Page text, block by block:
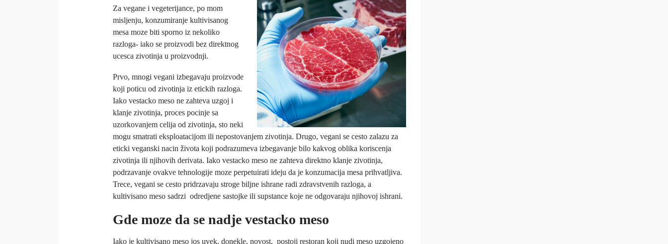
Za vegane i vegeterijance, po mom
misljenju, konzumiranje kultivisanog
mesa moze biti sporno iz nekoliko
razloga- iako se proizvodi bez direktnog
ucesca zivotinja u proizvodnji.
Prvo, mnogi vegani izbegavaju proizvode
koji poticu od zivotinja iz etickih razloga.
Iako vestacko meso ne zahteva uzgoj i
klanje zivotinja, proces pocinje sa
uzorkovanjem celija od zivotinja, sto neki
mogu smatrati eksploatacijom ili nepostovanjem zivotinja. Drugo, vegani se cesto zalazu za
eticki veganski nacin života koji podrazumeva izbegavanje bilo kakvog oblika koriscenja
zivotinja ili njihovih derivata. Iako vestacko meso ne zahteva direktno klanje zivotinja,
podrzavanje ovakve tehnologije moze perpetuirati ideju da je konzumacija mesa prihvatljiva.
Trece, vegani se cesto pridrzavaju stroge biljne ishrane radi zdravstvenih razloga, a
kultivisano meso sadrzi odredjene sastojke ili supstance koje ne odgovaraju njihovoj ishrani.
Gde moze da se nadje vestacko meso
Iako je kultivisano meso jos uvek, donekle, novost, postoji restoran koji nudi meso uzgojeno